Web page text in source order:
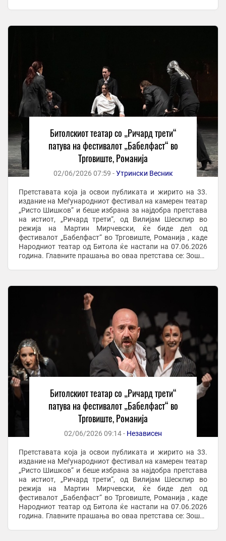
Битолскиот театар со „Ричард трети“
патува на фестивалот „Бабелфаст“ во
Трговиште, Романија
02/06/2026 07:59 -Утрински Весник
Претставата која ја освои публиката и жирито на 33.
издание на Меѓународниот фестивал на камерен театар
„Ристо Шишков“ и беше избрана за најдобра претстава
на истиот, „Ричард трети“, од Вилијам Шескпир во
режија на Мартин Мирчевски, ќе биде дел од
фестивалот „Бабелфаст“ во Трговиште, Романија , каде
Народниот театар од Битола ќе настапи на 07.06.2026
година. Главните прашања во оваа претстава се: Зошто
Битолскиот театар со „Ричард трети“
патува на фестивалот „Бабелфаст“ во
Трговиште, Романија
02/06/2026 09:14 - Независен
Претставата која ја освои публиката и жирито на 33.
издание на Меѓународниот фестивал на камерен театар
„Ристо Шишков“ и беше избрана за најдобра претстава
на истиот, „Ричард трети“, од Вилијам Шескпир во
режија на Мартин Мирчевски, ќе биде дел од
фестивалот „Бабелфаст“ во Трговиште, Романија , каде
Народниот театар од Битола ќе настапи на 07.06.2026
година. Главните прашања во оваа претстава се: Зошто